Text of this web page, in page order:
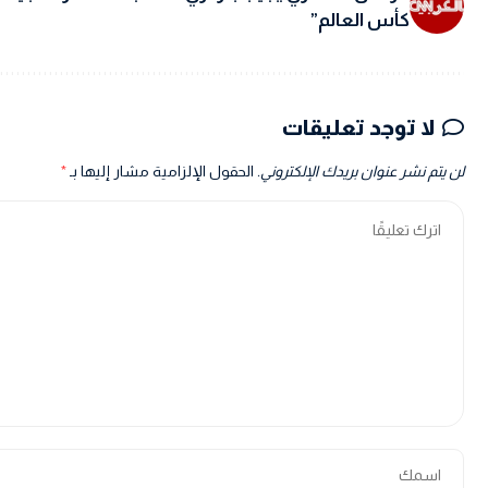
كأس العالم”
لا توجد تعليقات
لن يتم نشر عنوان بريدك الإلكتروني. الحقول الإلزامية مشار إليها بـ *